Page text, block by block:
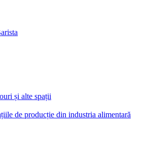
și alte spații
de producție din industria alimentară